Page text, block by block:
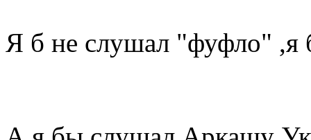
Я б не слушал "фуфло"